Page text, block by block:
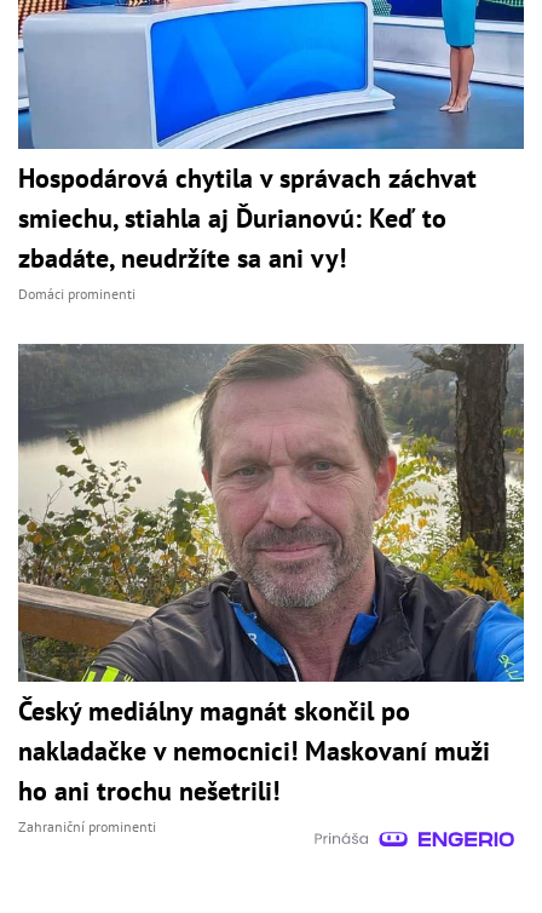
Hospodárová chytila v správach záchvat
smiechu, stiahla aj Ďurianovú: Keď to
zbadáte, neudržíte sa ani vy!
Domáci prominenti
Český mediálny magnát skončil po
nakladačke v nemocnici! Maskovaní muži
ho ani trochu nešetrili!
Zahraniční prominenti